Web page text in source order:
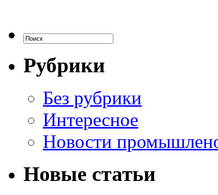
Рубрики
Без рубрики
Интересное
Новости
Новые статьи